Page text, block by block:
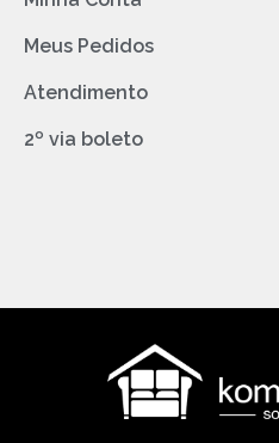
Meus Pedidos
Atendimento
2º via boleto